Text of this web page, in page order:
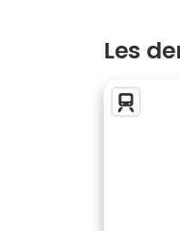
Les